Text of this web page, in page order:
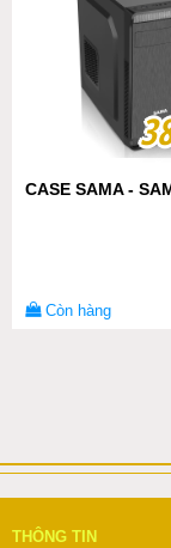
CASE SAMA -
Còn hàng
THÔNG TIN